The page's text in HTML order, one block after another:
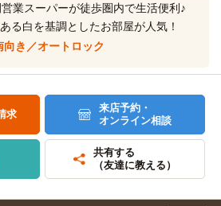
業スーパーが徒歩圏内で生活便利♪
る白を基調としたお部屋が人気！
き／オートロック
求
来店予約・
オンライン相談
共有する
（友達に教える）